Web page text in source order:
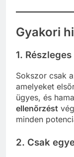
Gyakori
1.
Sokszor csak
amelyeket
ügyes, és
ellenőrzést
minden
2. Csak